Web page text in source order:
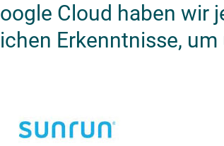
Cloud haben
Erkenntnisse,